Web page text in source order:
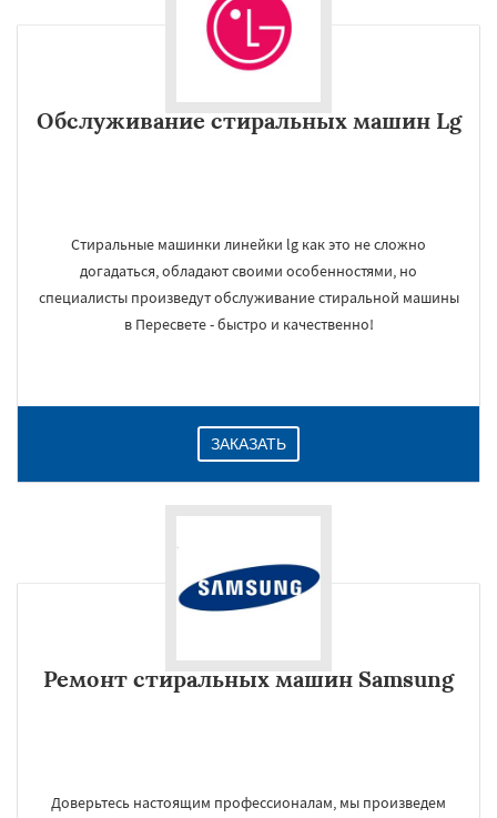
Обслуживание стиральных машин Lg
Стиральные машинки линейки lg как это не сложно
догадаться, обладают своими особенностями, но
специалисты произведут обслуживание стиральной машины
в Пересвете - быстро и качественно!
ЗАКАЗАТЬ
Ремонт стиральных машин Samsung
Доверьтесь настоящим профессионалам, мы произведем